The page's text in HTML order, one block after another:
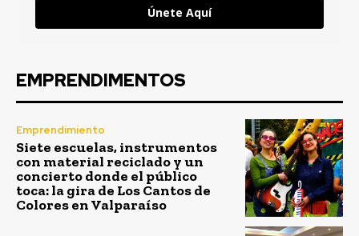
Únete Aquí
EMPRENDIMENTOS
Emprendimiento
Siete escuelas, instrumentos
con material reciclado y un
concierto donde el público
toca: la gira de Los Cantos de
Colores en Valparaíso